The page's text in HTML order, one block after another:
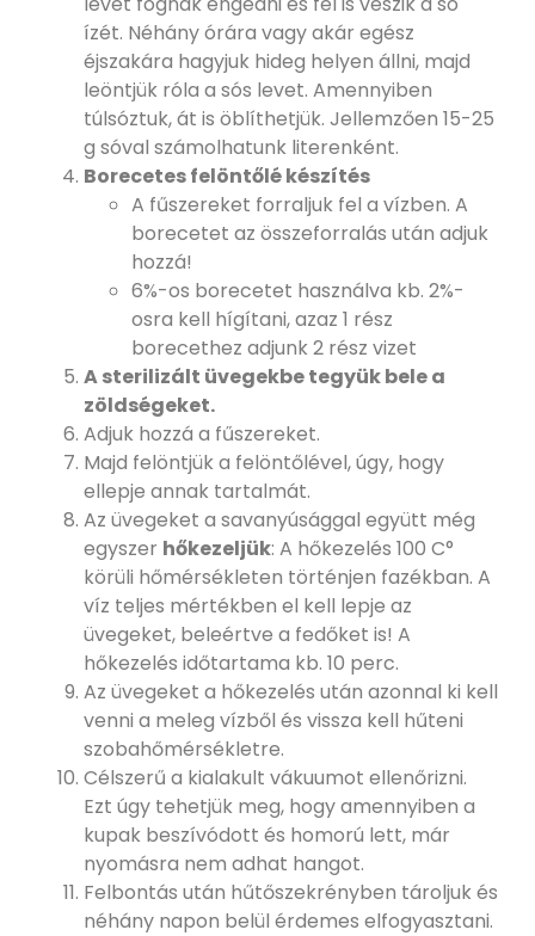
ízét. Néhány órára vagy akár egész
éjszakára hagyjuk hideg helyen állni, majd
leöntjük róla a sós levet. Amennyiben
túlsóztuk, át is öblíthetjük. Jellemzően 15-25
g sóval számolhatunk literenként.
Borecetes felöntőlé készítés
A fűszereket forraljuk fel a vízben. A
borecetet az összeforralás után adjuk
hozzá!
6%-os borecetet használva kb. 2%-
osra kell hígítani, azaz 1 rész
borecethez adjunk 2 rész vizet
A sterilizált üvegekbe tegyük bele a
zöldségeket.
Adjuk hozzá a fűszereket.
Majd felöntjük a felöntőlével, úgy, hogy
ellepje annak tartalmát.
Az üvegeket a savanyúsággal együtt még
egyszer hőkezeljük: A hőkezelés 100 C°
körüli hőmérsékleten történjen fazékban. A
víz teljes mértékben el kell lepje az
üvegeket, beleértve a fedőket is! A
hőkezelés időtartama kb. 10 perc.
Az üvegeket a hőkezelés után azonnal ki kell
venni a meleg vízből és vissza kell hűteni
szobahőmérsékletre.
Célszerű a kialakult vákuumot ellenőrizni.
Ezt úgy tehetjük meg, hogy amennyiben a
kupak beszívódott és homorú lett, már
nyomásra nem adhat hangot.
Felbontás után hűtőszekrényben tároljuk és
néhány napon belül érdemes elfogyasztani.